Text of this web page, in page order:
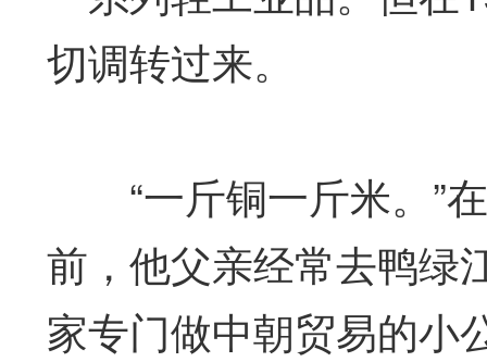
切调转过来。
“一斤铜一斤米。”
前，他父亲经常去鸭绿
家专门做中朝贸易的小